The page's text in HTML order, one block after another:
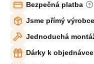
Bezpečná platba
Jsme přímý výrobce
Jednoduchá
Dárky k objednávce